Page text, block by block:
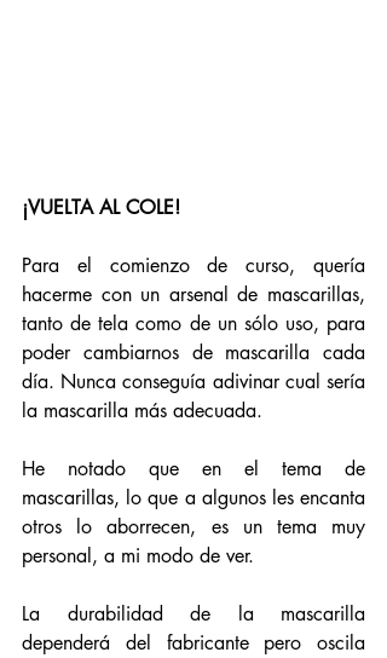
¡VUELTA AL COLE!
Para el comienzo de curso, quería
hacerme con un arsenal de mascarillas,
tanto de tela como de un sólo uso, para
poder cambiarnos de mascarilla cada
día. Nunca conseguía adivinar cual sería
la mascarilla más adecuada.
He notado que en el tema de
mascarillas, lo que a algunos les encanta
otros lo aborrecen, es un tema muy
personal, a mi modo de ver.
La durabilidad de la mascarilla
dependerá del fabricante pero oscila